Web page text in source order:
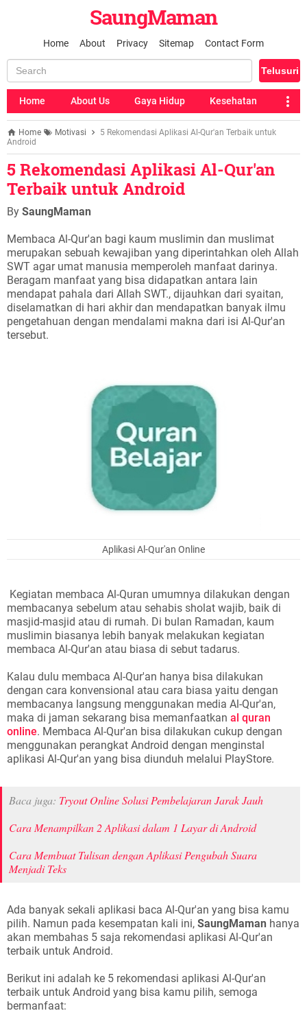
SaungMaman
Home About Privacy Sitemap Contact Form
Home About Us Gaya Hidup Kesehatan
Home Motivasi
5 Rekomendasi Aplikasi Al-Qur'an Terbaik untuk
Android
5 Rekomendasi Aplikasi Al-Qur'an
Terbaik untuk Android
By SaungMaman
Membaca Al-Qur'an bagi kaum muslimin dan muslimat
merupakan sebuah kewajiban yang diperintahkan oleh Allah
SWT agar umat manusia memperoleh manfaat darinya.
Beragam manfaat yang bisa didapatkan antara lain
mendapat pahala dari Allah SWT., dijauhkan dari syaitan,
diselamatkan di hari akhir dan mendapatkan banyak ilmu
pengetahuan dengan mendalami makna dari isi Al-Qur'an
tersebut.
Aplikasi Al-Qur'an Online
Kegiatan membaca Al-Quran umumnya dilakukan dengan
membacanya sebelum atau sehabis sholat wajib, baik di
masjid-masjid atau di rumah. Di bulan Ramadan, kaum
muslimin biasanya lebih banyak melakukan kegiatan
membaca Al-Qur'an atau biasa di sebut tadarus.
Kalau dulu membaca Al-Qur'an hanya bisa dilakukan
dengan cara konvensional atau cara biasa yaitu dengan
membacanya langsung menggunakan media Al-Qur'an,
maka di jaman sekarang bisa memanfaatkan al quran
online. Membaca Al-Qur'an bisa dilakukan cukup dengan
menggunakan perangkat Android dengan menginstal
aplikasi Al-Qur'an yang bisa diunduh melalui PlayStore.
Baca juga: Tryout Online Solusi Pembelajaran Jarak Jauh
Cara Menampilkan 2 Aplikasi dalam 1 Layar di Android
Cara Membuat Tulisan dengan Aplikasi Pengubah Suara
Menjadi Teks
Ada banyak sekali aplikasi baca Al-Qur'an yang bisa kamu
pilih. Namun pada kesempatan kali ini, SaungMaman hanya
akan membahas 5 saja rekomendasi aplikasi Al-Qur'an
terbaik untuk Android.
Berikut ini adalah ke 5 rekomendasi aplikasi Al-Qur'an
terbaik untuk Android yang bisa kamu pilih, semoga
bermanfaat: